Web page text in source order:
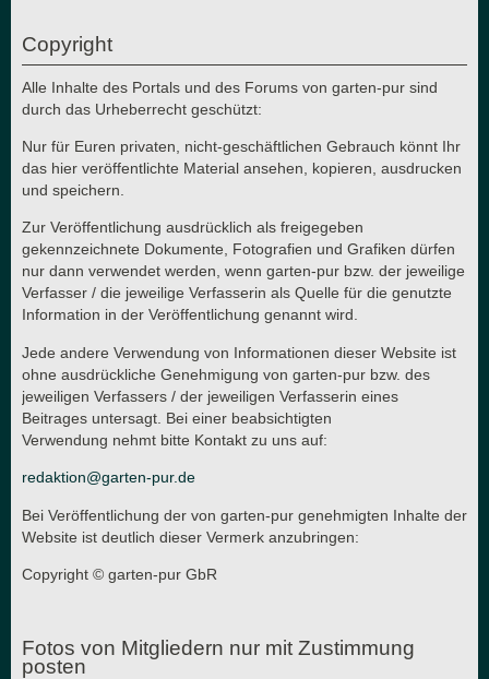
Copyright
Alle Inhalte des Portals und des Forums von garten-pur sind
durch das Urheberrecht geschützt:
Nur für Euren privaten, nicht-geschäftlichen Gebrauch könnt Ihr
das hier veröffentlichte Material ansehen, kopieren, ausdrucken
und speichern.
Zur Veröffentlichung ausdrücklich als freigegeben
gekennzeichnete Dokumente, Fotografien und Grafiken dürfen
nur dann verwendet werden, wenn garten-pur bzw. der jeweilige
Verfasser / die jeweilige Verfasserin als Quelle für die genutzte
Information in der Veröffentlichung genannt wird.
Jede andere Verwendung von Informationen dieser Website ist
ohne ausdrückliche Genehmigung von garten-pur bzw. des
jeweiligen Verfassers / der jeweiligen Verfasserin eines
Beitrages untersagt. Bei einer beabsichtigten
Verwendung nehmt bitte Kontakt zu uns auf:
redaktion@garten-pur.de
Bei Veröffentlichung der von garten-pur genehmigten Inhalte der
Website ist deutlich dieser Vermerk anzubringen:
Copyright © garten-pur GbR
Fotos von Mitgliedern nur mit Zustimmung
posten